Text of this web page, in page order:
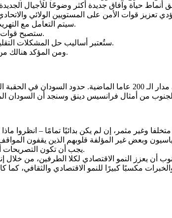
أنماط حياة وآفاق جديدة أكثر وضوحًا للأجيال
سيتم التعامل مع التهريب كجريمة اتحادية وستتلقى المزيد من الاهتمام.
ستصبح قوات إنفاذ القانون وإجراءاتها أكثر فاعلية ومسؤولية.
ستُعتبر أساليب حل المشكلات التقليدية (مثل “الجودية”) أساليب قديمة وغير فعالة.
ومن المؤكد هنالك من يضيف الى هذه الرؤية عبر المؤتمر الدستوري.
يرى البعض أن إعادة توحيد السودان قضية خاسرة، لكن السودان كان معروفًا للعالم كبلد
يجب أن تكون التصريحات أو الأفعال العنصرية جرائم يعاقب عليها القانون.